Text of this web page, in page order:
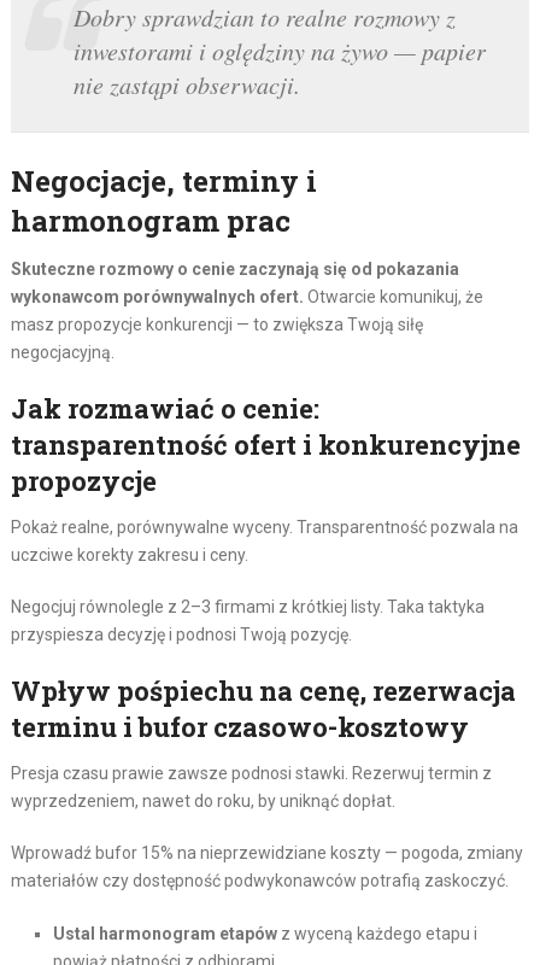
Dobry sprawdzian to realne rozmowy z
inwestorami i oględziny na żywo — papier
nie zastąpi obserwacji.
Negocjacje, terminy i
harmonogram prac
Skuteczne rozmowy o cenie zaczynają się od pokazania
wykonawcom porównywalnych ofert. Otwarcie komunikuj, że
masz propozycje konkurencji — to zwiększa Twoją siłę
negocjacyjną.
Jak rozmawiać o cenie:
transparentność ofert i konkurencyjne
propozycje
Pokaż realne, porównywalne wyceny. Transparentność pozwala na
uczciwe korekty zakresu i ceny.
Negocjuj równolegle z 2–3 firmami z krótkiej listy. Taka taktyka
przyspiesza decyzję i podnosi Twoją pozycję.
Wpływ pośpiechu na cenę, rezerwacja
terminu i bufor czasowo-kosztowy
Presja czasu prawie zawsze podnosi stawki. Rezerwuj termin z
wyprzedzeniem, nawet do roku, by uniknąć dopłat.
Wprowadź bufor 15% na nieprzewidziane koszty — pogoda, zmiany
materiałów czy dostępność podwykonawców potrafią zaskoczyć.
Ustal harmonogram etapówz wyceną każdego etapu i